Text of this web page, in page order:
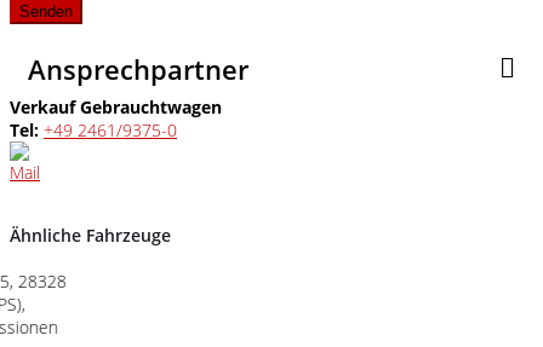
Senden
Ansprechpartner
Verkauf Gebrauchtwagen
Tel: +49 2461/9375-0
Ähnliche Fahrzeuge